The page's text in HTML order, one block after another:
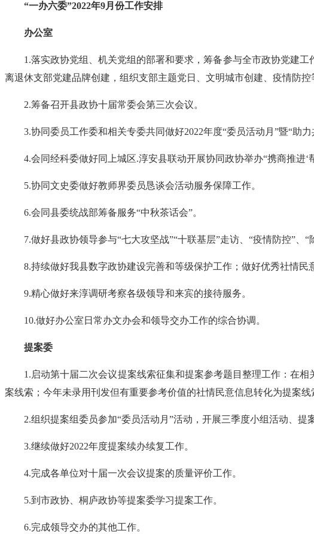
“一办六委”2022年9月份工作安排
办公室
1.落实政协党组、机关党组的部署和要求，筹备参与全市政协党建
离退休支部党建品牌创建，组织支部主题党日、文明城市创建、疫情防控
2.筹备召开县政协十届常委会第三次会议。
3.协同委员工作委和相关专委共同做好2022年度“委员活动月”暨“助
4.会同经科委做好同上城区.淳安县联动开展协同政协举办“携商推进
5.协同文史委做好教师界委员恳谈会活动服务保障工作。
6.会同县委统战部筹备服务“中秋茶话会”。
7.做好县政协领导参与“七大攻坚战”“十联基层”走访、“疫情防控”、
8.持续做好我县数字政协建设完善和等级保护工作；做好优秀社情
9.精心做好来淳调研考察各级领导和来宾的接待服务。
10.做好办公室日常办文办会和领导交办工作的综合协调。
提案委
1.启动第十届二次会议提案线索征集和提案参考题目整理工作：在
案线索；今年未录用刊发但有重要参考价值的社情民意信息转化为提案
2.组织提案组委员参加“委员活动月”活动，开展三季度小组活动、提
3.继续做好2022年度提案续办续复工作。
4.完成各单位对十届一次会议提案的质量评价工作。
5.到市政协、桐庐政协等提案委学习提案工作。
6.完成领导交办的其他工作。